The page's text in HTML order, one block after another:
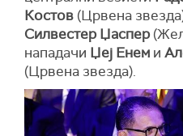
Костов (Црвена
Силвестер Џаспер
нападачи Џеј Енем и
(Црвена звезда).